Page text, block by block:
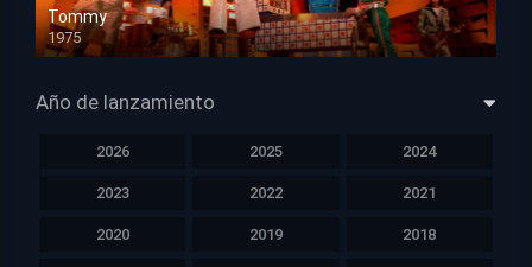
Tommy
1975
HD 1080p
Año de lanzamiento
2026 2025 2024
2023 2022 2021
2020 2019 2018